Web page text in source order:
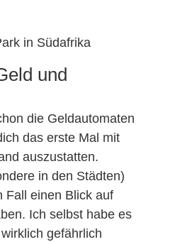
in Südafrika
und
die Geldautomaten
das erste Mal mit
auszustatten.
in den Städten)
Fall einen Blick auf
Ich selbst habe es
gefährlich